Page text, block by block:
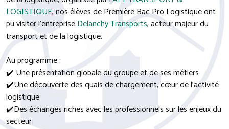
LOGISTIQUE, nos élèves de Première Bac Pro Logistique ont
pu visiter l’entrepriseDelanchy Transports, acteur majeur du
transport et de la logistique.
Au programme :
✔️ Une présentation globale du groupe et de ses métiers
✔️Une découverte des quais de chargement, cœur de l’activité
logistique
✔️Des échanges riches avec les professionnels sur les enjeux du
secteur